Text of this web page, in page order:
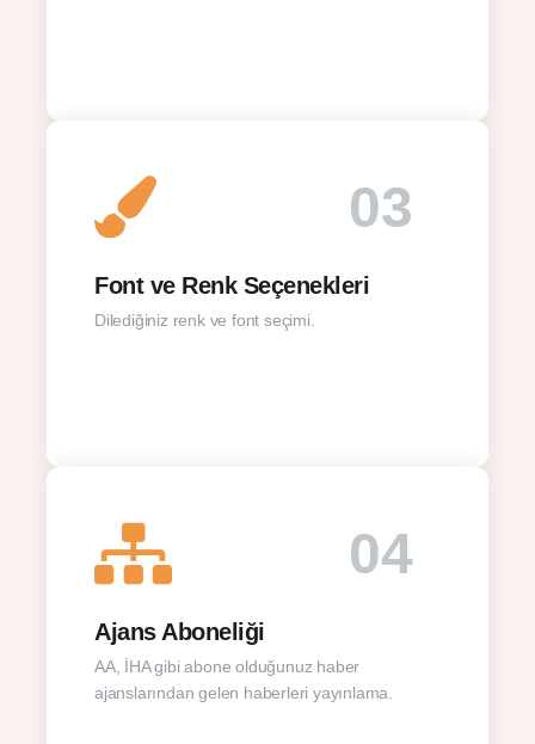
03
Font ve Renk Seçenekleri
Dilediğiniz renk ve font seçimi.
04
Ajans Aboneliği
AA, İHA gibi abone olduğunuz haber
ajanslarından gelen haberleri yayınlama.